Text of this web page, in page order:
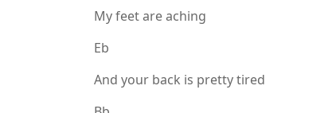
My feet are aching
Eb
And your back is pretty tired